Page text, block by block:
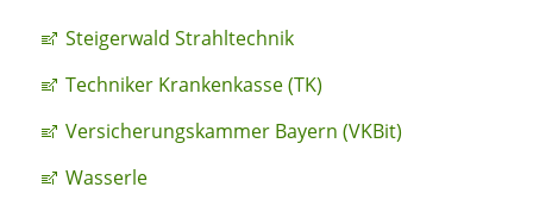
Steigerwald Strahltechnik
Techniker Krankenkasse (TK)
Versicherungskammer Bayern (VKBit)
Wasserle